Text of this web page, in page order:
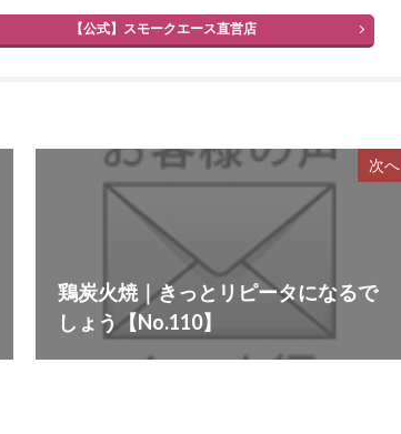
【公式】スモークエース直営店
次へ
鶏炭火焼｜きっとリピータになるで
しょう【No.110】